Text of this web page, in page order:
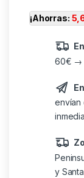
¡Ahorras:
60€ →
envían
y